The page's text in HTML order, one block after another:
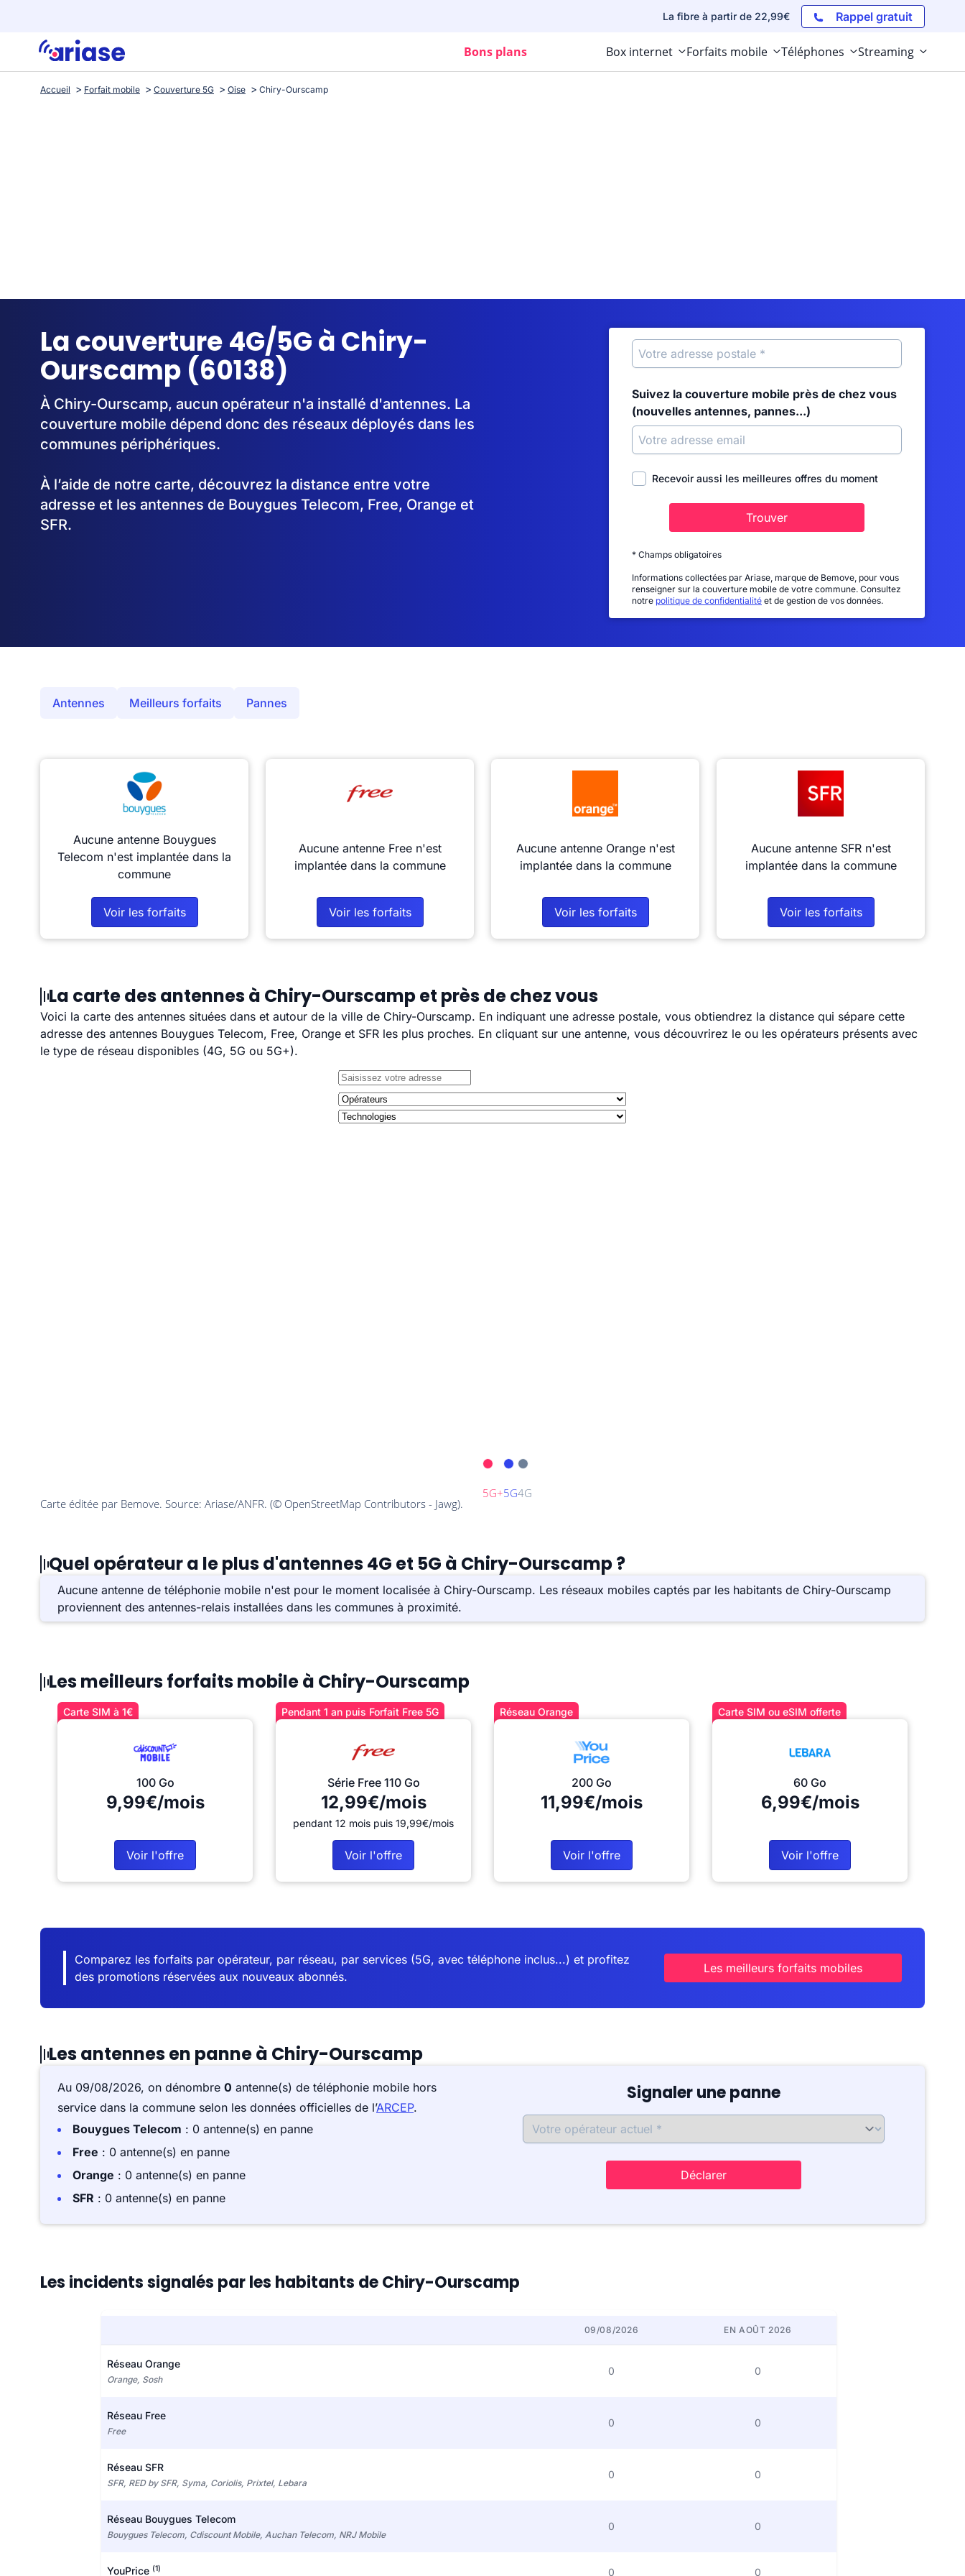
La fibre à partir de 22,99€ Rappel gratuit
Bons plans Box internet Forfaits mobile Téléphones Streaming
Accueil Forfait mobile Couverture 5G Oise Chiry-Ourscamp
La couverture 4G/5G à Chiry-
Ourscamp (60138)
À Chiry-Ourscamp, aucun opérateur n'a installé d'antennes. La
couverture mobile dépend donc des réseaux déployés dans les
communes périphériques.
À l’aide de notre carte, découvrez la distance entre votre
adresse et les antennes de Bouygues Telecom, Free, Orange et
SFR.
Suivez la couverture mobile près de chez vous
(nouvelles antennes, pannes...)
Recevoir aussi les meilleures offres du moment
Trouver
* Champs obligatoires
Informations collectées par Ariase, marque de Bemove, pour vous
renseigner sur la couverture mobile de votre commune. Consultez
notre politique de confidentialité et de gestion de vos données.
Antennes Meilleurs forfaits Pannes
Aucune antenne Bouygues
Telecom n'est implantée dans la
commune
Voir les forfaits
Aucune antenne Free n'est
implantée dans la commune
Voir les forfaits
Aucune antenne Orange n'est
implantée dans la commune
Voir les forfaits
Aucune antenne SFR n'est
implantée dans la commune
Voir les forfaits
La carte des antennes à Chiry-Ourscamp et près de chez vous
Voici la carte des antennes situées dans et autour de la ville de Chiry-Ourscamp. En indiquant une adresse postale, vous obtiendrez la distance qui sépare cette
adresse des antennes Bouygues Telecom, Free, Orange et SFR les plus proches. En cliquant sur une antenne, vous découvrirez le ou les opérateurs présents avec
le type de réseau disponibles (4G, 5G ou 5G+).
Quel opérateur a le plus d'antennes 4G et 5G à Chiry-Ourscamp ?
Aucune antenne de téléphonie mobile n'est pour le moment localisée à Chiry-Ourscamp. Les réseaux mobiles captés par les habitants de Chiry-Ourscamp
proviennent des antennes-relais installées dans les communes à proximité.
Les meilleurs forfaits mobile à Chiry-Ourscamp
Carte SIM à 1€
100 Go
9,99€/mois
Voir l'offre
Pendant 1 an puis Forfait Free 5G
Série Free 110 Go
12,99€/mois
pendant 12 mois puis 19,99€/mois
Voir l'offre
Réseau Orange
200 Go
11,99€/mois
Voir l'offre
Carte SIM ou eSIM offerte
60 Go
6,99€/mois
Voir l'offre
Comparez les forfaits par opérateur, par réseau, par services (5G, avec téléphone inclus...) et profitez
des promotions réservées aux nouveaux abonnés.
Les meilleurs forfaits mobiles
Les antennes en panne à Chiry-Ourscamp
Au 09/08/2026, on dénombre 0 antenne(s) de téléphonie mobile hors
service dans la commune selon les données officielles de l’ARCEP.
Bouygues Telecom : 0 antenne(s) en panne
Free : 0 antenne(s) en panne
Orange : 0 antenne(s) en panne
SFR : 0 antenne(s) en panne
Signaler une panne
Déclarer
Les incidents signalés par les habitants de Chiry-Ourscamp
09/08/2026 EN AOÛT 2026
Réseau Orange
Orange, Sosh
0 0
Réseau Free
Free
0 0
Réseau SFR
SFR, RED by SFR, Syma, Coriolis, Prixtel, Lebara
0 0
Réseau Bouygues Telecom
Bouygues Telecom, Cdiscount Mobile, Auchan Telecom, NRJ Mobile
0 0
YouPrice (1) 0 0